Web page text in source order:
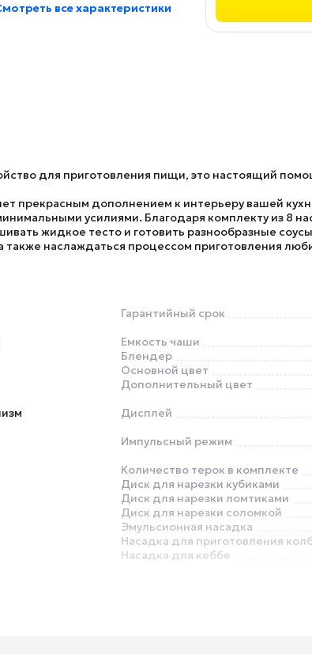
все характеристики
для приготовления пищи, это настоящий
прекрасным дополнением к интерьеру вашей
усилиями. Благодаря комплекту из 8
жидкое тесто и готовить разнообразные
также наслаждаться процессом приготовления
Гарантийный срок
Емкость чаши
Блендер
Основной цвет
Дополнительный цвет
Дисплей
Импульсный режим
Количество терок в комплекте
Диск для нарезки кубиками
Диск для нарезки ломтиками
Диск для нарезки соломкой
Эмульсионная насадка
Насадка для приготовления
Насадка для кеббе